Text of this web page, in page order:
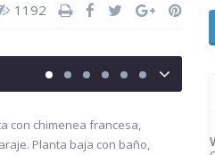
1192
con chimenea francesa,
Planta baja con baño,